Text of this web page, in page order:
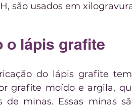
são usados em
o lápis grafite
do lápis grafite
grafite moído e argila,
de minas. Essas minas